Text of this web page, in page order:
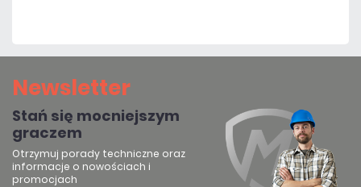
Newsletter
Stań się mocniejszym
graczem
Otrzymuj porady techniczne oraz
informacje o nowościach i
promocjach